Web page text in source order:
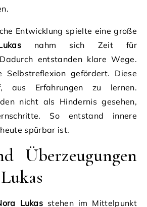
Entwicklung spielte eine große
nahm sich Zeit für
entstanden klare Wege.
Selbstreflexion gefördert. Diese
aus Erfahrungen zu lernen.
nicht als Hindernis gesehen,
So entstand innere
spürbar ist.
Überzeugungen
Lukas stehen im Mittelpunkt